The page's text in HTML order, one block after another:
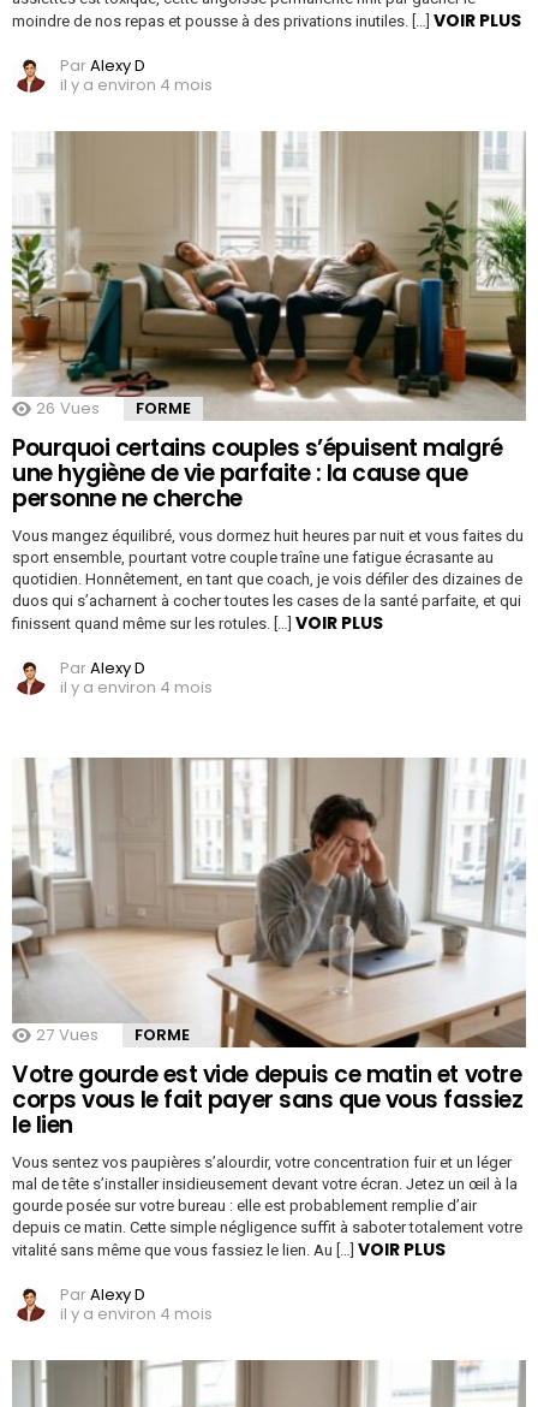
moindre de nos repas et pousse à des privations inutiles. […] VOIR PLUS
ParAlexy D
il y a environ 4 mois
26 Vues FORME
Pourquoi certains couples s’épuisent malgré
une hygiène de vie parfaite : la cause que
personne ne cherche
Vous mangez équilibré, vous dormez huit heures par nuit et vous faites du
sport ensemble, pourtant votre couple traîne une fatigue écrasante au
quotidien. Honnêtement, en tant que coach, je vois défiler des dizaines de
duos qui s’acharnent à cocher toutes les cases de la santé parfaite, et qui
finissent quand même sur les rotules. […] VOIR PLUS
ParAlexy D
il y a environ 4 mois
27 Vues FORME
Votre gourde est vide depuis ce matin et votre
corps vous le fait payer sans que vous fassiez
le lien
Vous sentez vos paupières s’alourdir, votre concentration fuir et un léger
mal de tête s’installer insidieusement devant votre écran. Jetez un œil à la
gourde posée sur votre bureau : elle est probablement remplie d’air
depuis ce matin. Cette simple négligence suffit à saboter totalement votre
vitalité sans même que vous fassiez le lien. Au […] VOIR PLUS
ParAlexy D
il y a environ 4 mois